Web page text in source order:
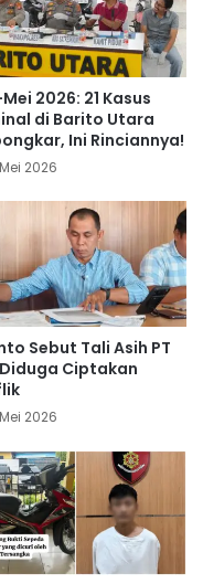
2026: 21 Kasus
di Barito Utara
Ini Rinciannya!
2026
Sebut Tali Asih PT
Diduga Ciptakan
2026